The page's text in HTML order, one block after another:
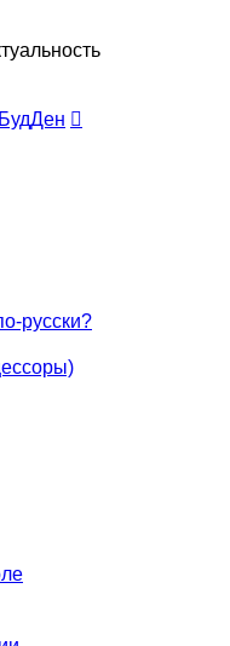
БудДен
русски?